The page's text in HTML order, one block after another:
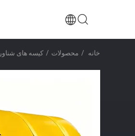
خانه / محصولات / کیسه های شناور